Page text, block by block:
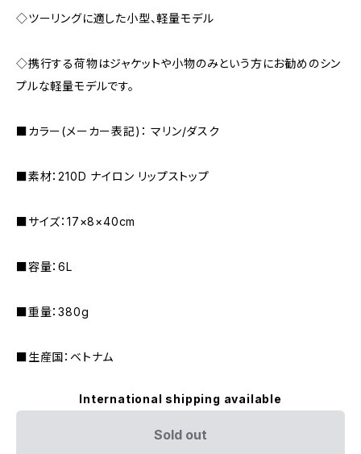
◇ツーリングに適した小型、軽量モデル
◇携行する荷物はジャケットや小物のみという方にお勧めのシン
プルな軽量モデルです。
■カラー(メーカー表記)： マリン/ダスク
■素材：210D ナイロン リップストップ
■サイズ：17×8×40cm
■容量：6L
■重量：380g
■生産国：ベトナム
International shipping available
Sold out